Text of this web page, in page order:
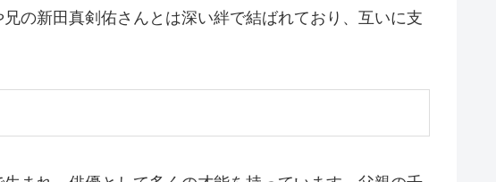
の新田真剣佑さんとは深い絆で結ばれており、互いに支